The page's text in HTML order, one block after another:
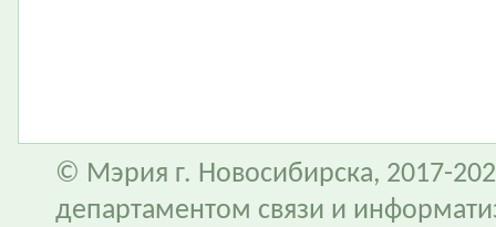
© Мэрия г. Новосибирска, 2017-
департаментом связи и